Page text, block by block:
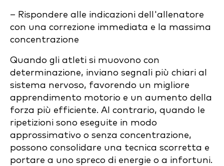
– Rispondere alle indicazioni dell'allenatore
con una correzione immediata e la massima
concentrazione
Quando gli atleti si muovono con
determinazione, inviano segnali più chiari al
sistema nervoso, favorendo un migliore
apprendimento motorio e un aumento della
forza più efficiente. Al contrario, quando le
ripetizioni sono eseguite in modo
approssimativo o senza concentrazione,
possono consolidare una tecnica scorretta e
portare a uno spreco di energie o a infortuni.